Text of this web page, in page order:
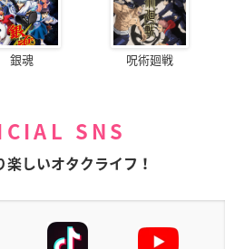
銀魂 呪術廻戦
SNS
楽しいオタクライフ！